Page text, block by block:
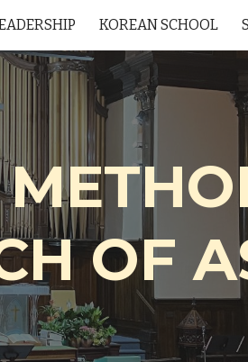
Skip to navigation
KOREAN SCHOOL
OF